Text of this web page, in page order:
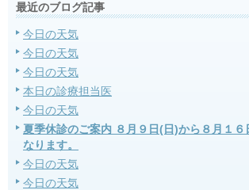
最近のブログ記事
今日の天気
今日の天気
今日の天気
本日の診療担当医
今日の天気
夏季休診のご案内 ８月９日(日)から８月１６
なります。
今日の天気
今日の天気